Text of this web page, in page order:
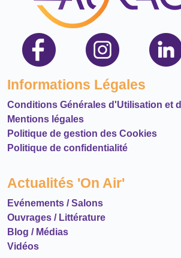
Informations Légales
Conditions Générales d'Utilisation et
Mentions légales
Politique de gestion des Cookies
Politique de confidentialité
Actualités 'On Air'
Evénements / Salons
Ouvrages / Littérature
Blog / Médias
Vidéos